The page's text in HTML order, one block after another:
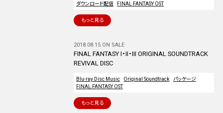
ダウンロード配信
FINAL FANTASY OST
もっと見る
2018.08.15 ON SALE
FINAL FANTASY I・II・III ORIGINAL SOUNDTRACK
REVIVAL DISC
Blu-ray Disc Music Original Soundtrack
パッケージ
FINAL FANTASY OST
もっと見る